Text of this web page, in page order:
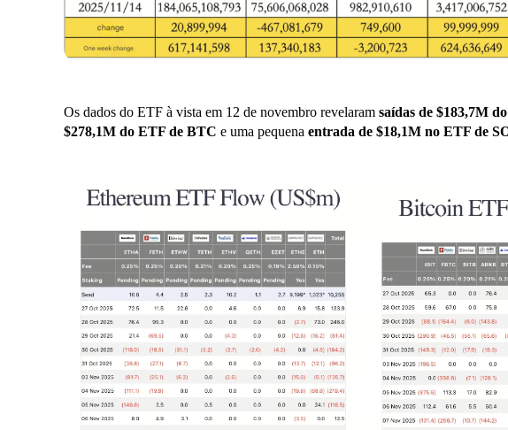
Os dados do ETF à vista em 12 de novembro revelaram saídas de $183,7M
$278,1M do ETF de BTC e uma pequena entrada de $18,1M no ETF de